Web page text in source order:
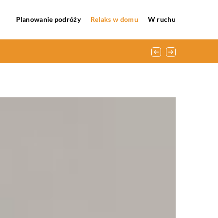
Planowanie podróży Relaks w domu W ruchu